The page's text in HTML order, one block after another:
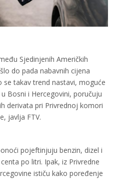
Sjedinjenih Američkih
do pada nabavnih cijena
takav trend nastavi, moguće
Bosni i Hercegovini, poručuju
derivata pri Privrednoj komori
javlja FTV.
pojeftinjuju benzin, dizel i
po litri. Ipak, iz Privredne
ističu kako poređenje